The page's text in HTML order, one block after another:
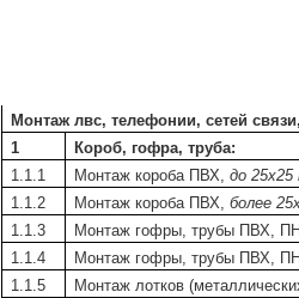
Монтаж лвс, телефонии, сетей
1
Короб, гофра, труба:
1.1.1
Монтаж короба ПВХ,до
1.1.2
Монтаж короба ПВХ,более
1.1.3
Монтаж гофры, трубы ПВХ,
1.1.4
Монтаж гофры, трубы ПВХ,
1.1.5
Монтаж лотков